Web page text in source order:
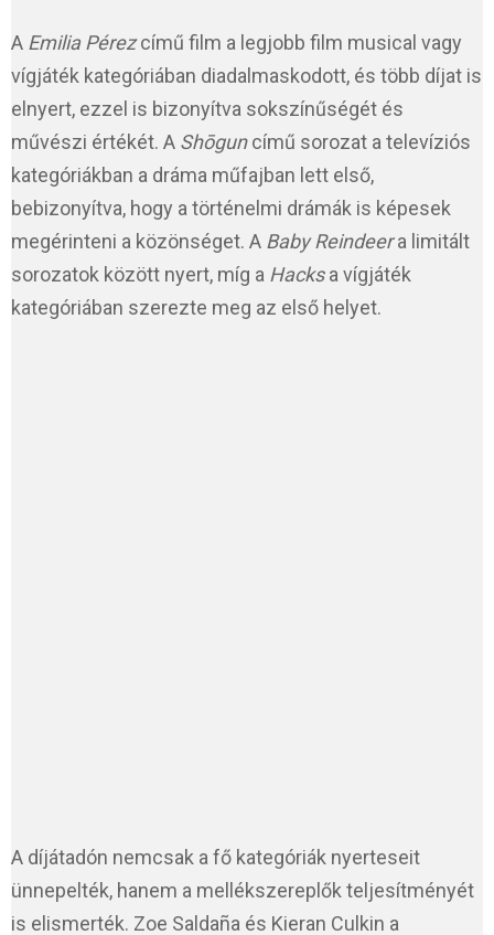
A Emilia Pérezcímű film a legjobb film musical vagy
vígjáték kategóriában diadalmaskodott, és több díjat is
elnyert, ezzel is bizonyítva sokszínűségét és
művészi értékét. A Shōguncímű sorozat a televíziós
kategóriákban a dráma műfajban lett első,
bebizonyítva, hogy a történelmi drámák is képesek
megérinteni a közönséget. A Baby Reindeera limitált
sorozatok között nyert, míg a Hacksa vígjáték
kategóriában szerezte meg az első helyet.
A díjátadón nemcsak a fő kategóriák nyerteseit
ünnepelték, hanem a mellékszereplők teljesítményét
is elismerték. Zoe Saldaña és Kieran Culkin a